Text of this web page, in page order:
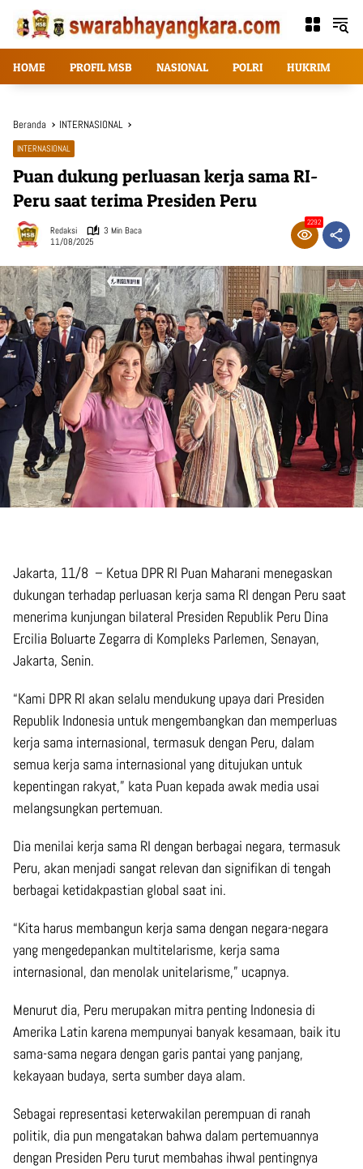
Langsung
konten
HOME PROFIL MSB NASIONAL POLRI HUKRIM
Beranda INTERNASIONAL
INTERNASIONAL
Puan dukung perluasan kerja sama RI-
Peru saat terima Presiden Peru
Redaksi
3 Min Baca
11/08/2025
2292
Jakarta, 11/8 – Ketua DPR RI Puan Maharani menegaskan
dukungan terhadap perluasan kerja sama RI dengan Peru saat
menerima kunjungan bilateral Presiden Republik Peru Dina
Ercilia Boluarte Zegarra di Kompleks Parlemen, Senayan,
Jakarta, Senin.
“Kami DPR RI akan selalu mendukung upaya dari Presiden
Republik Indonesia untuk mengembangkan dan memperluas
kerja sama internasional, termasuk dengan Peru, dalam
semua kerja sama internasional yang ditujukan untuk
kepentingan rakyat,” kata Puan kepada awak media usai
melangsungkan pertemuan.
Dia menilai kerja sama RI dengan berbagai negara, termasuk
Peru, akan menjadi sangat relevan dan signifikan di tengah
berbagai ketidakpastian global saat ini.
“Kita harus membangun kerja sama dengan negara-negara
yang mengedepankan multitelarisme, kerja sama
internasional, dan menolak unitelarisme,” ucapnya.
Menurut dia, Peru merupakan mitra penting Indonesia di
Amerika Latin karena mempunyai banyak kesamaan, baik itu
sama-sama negara dengan garis pantai yang panjang,
kekayaan budaya, serta sumber daya alam.
Sebagai representasi keterwakilan perempuan di ranah
politik, dia pun mengatakan bahwa dalam pertemuannya
dengan Presiden Peru turut membahas ihwal pentingnya